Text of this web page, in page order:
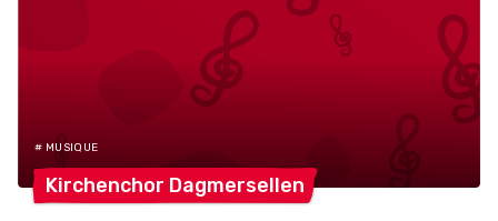
# MUSIQUE
Kirchenchor Dagmersellen